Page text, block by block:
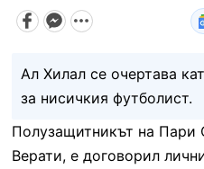
Ал Хилал се очертава
за нисичкия футболист.
Полузащитникът на
Верати, е договорил